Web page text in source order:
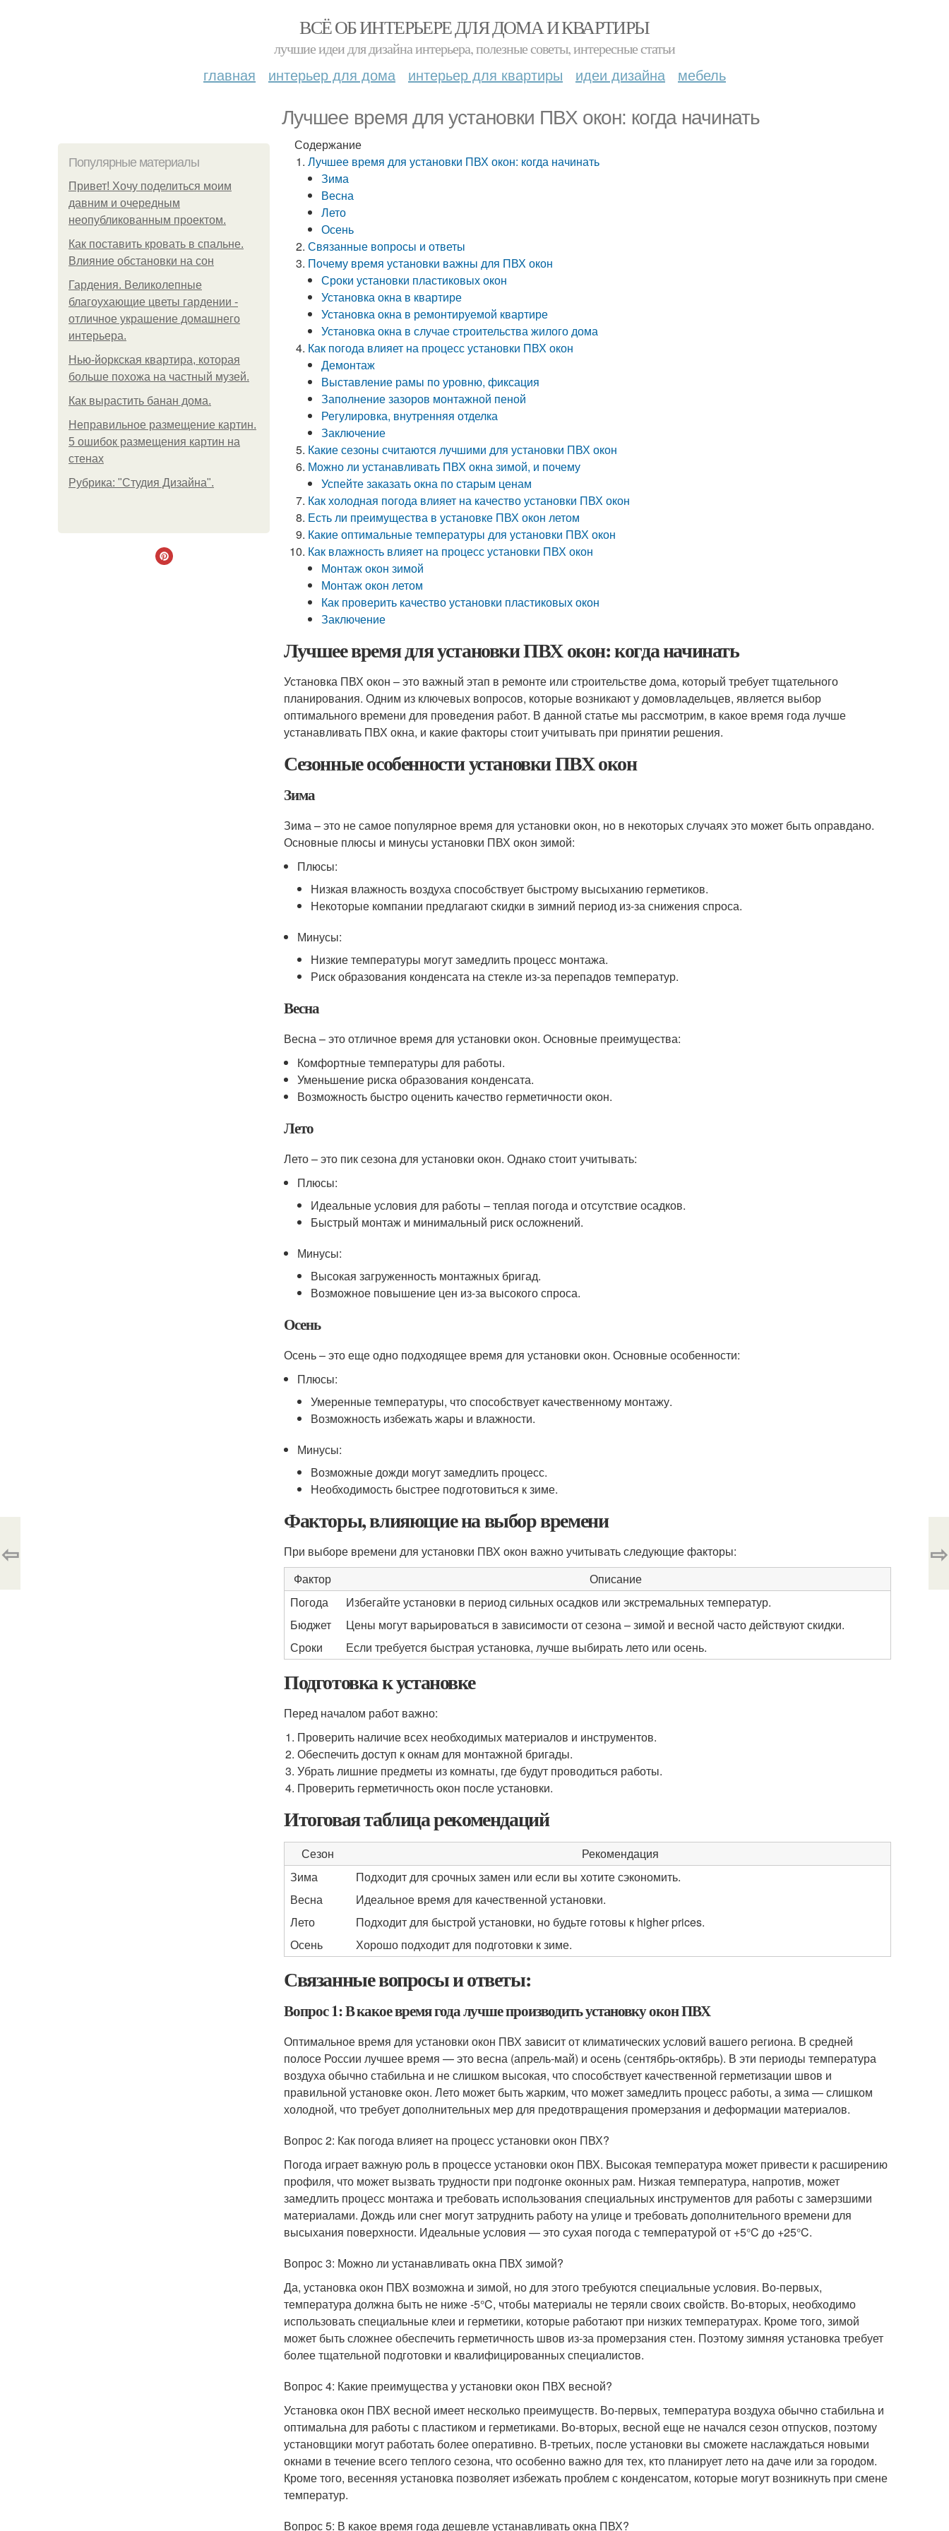
ВСЁ ОБ ИНТЕРЬЕРЕ ДЛЯ ДОМА И КВАРТИРЫ
лучшие идеи для дизайна интерьера, полезные советы, интересные статьи
главная интерьер для дома интерьер для квартиры идеи дизайна мебель
Лучшее время для установки ПВХ окон: когда начинать
Популярные материалы
Привет! Хочу поделиться моим
давним и очередным
неопубликованным проектом.
Как поставить кровать в спальне.
Влияние обстановки на сон
Гардения. Великолепные
благоухающие цветы гардении -
отличное украшение домашнего
интерьера.
Нью-йоркская квартира, которая
больше похожа на частный музей.
Как вырастить банан дома.
Неправильное размещение картин.
5 ошибок размещения картин на
стенах
Рубрика: "Студия Дизайна".
Содержание
Лучшее время для установки ПВХ окон: когда начинать
Зима
Весна
Лето
Осень
Связанные вопросы и ответы
Почему время установки важны для ПВХ окон
Сроки установки пластиковых окон
Установка окна в квартире
Установка окна в ремонтируемой квартире
Установка окна в случае строительства жилого дома
Как погода влияет на процесс установки ПВХ окон
Демонтаж
Выставление рамы по уровню, фиксация
Заполнение зазоров монтажной пеной
Регулировка, внутренняя отделка
Заключение
Какие сезоны считаются лучшими для установки ПВХ окон
Можно ли устанавливать ПВХ окна зимой, и почему
Успейте заказать окна по старым ценам
Как холодная погода влияет на качество установки ПВХ окон
Есть ли преимущества в установке ПВХ окон летом
Какие оптимальные температуры для установки ПВХ окон
Как влажность влияет на процесс установки ПВХ окон
Монтаж окон зимой
Монтаж окон летом
Как проверить качество установки пластиковых окон
Заключение
Лучшее время для установки ПВХ окон: когда начинать
Установка ПВХ окон – это важный этап в ремонте или строительстве дома, который требует тщательного
планирования. Одним из ключевых вопросов, которые возникают у домовладельцев, является выбор
оптимального времени для проведения работ. В данной статье мы рассмотрим, в какое время года лучше
устанавливать ПВХ окна, и какие факторы стоит учитывать при принятии решения.
Сезонные особенности установки ПВХ окон
Зима
Зима – это не самое популярное время для установки окон, но в некоторых случаях это может быть оправдано.
Основные плюсы и минусы установки ПВХ окон зимой:
Плюсы:
Низкая влажность воздуха способствует быстрому высыханию герметиков.
Некоторые компании предлагают скидки в зимний период из-за снижения спроса.
Минусы:
Низкие температуры могут замедлить процесс монтажа.
Риск образования конденсата на стекле из-за перепадов температур.
Весна
Весна – это отличное время для установки окон. Основные преимущества:
Комфортные температуры для работы.
Уменьшение риска образования конденсата.
Возможность быстро оценить качество герметичности окон.
Лето
Лето – это пик сезона для установки окон. Однако стоит учитывать:
Плюсы:
Идеальные условия для работы – теплая погода и отсутствие осадков.
Быстрый монтаж и минимальный риск осложнений.
Минусы:
Высокая загруженность монтажных бригад.
Возможное повышение цен из-за высокого спроса.
Осень
Осень – это еще одно подходящее время для установки окон. Основные особенности:
Плюсы:
Умеренные температуры, что способствует качественному монтажу.
Возможность избежать жары и влажности.
Минусы:
Возможные дожди могут замедлить процесс.
Необходимость быстрее подготовиться к зиме.
Факторы, влияющие на выбор времени
При выборе времени для установки ПВХ окон важно учитывать следующие факторы:
Фактор
Описание
Погода
Избегайте установки в период сильных осадков или экстремальных температур.
Бюджет
Цены могут варьироваться в зависимости от сезона – зимой и весной часто действуют скидки.
Сроки
Если требуется быстрая установка, лучше выбирать лето или осень.
Подготовка к установке
Перед началом работ важно:
Проверить наличие всех необходимых материалов и инструментов.
Обеспечить доступ к окнам для монтажной бригады.
Убрать лишние предметы из комнаты, где будут проводиться работы.
Проверить герметичность окон после установки.
Итоговая таблица рекомендаций
Сезон
Рекомендация
Зима
Подходит для срочных замен или если вы хотите сэкономить.
Весна
Идеальное время для качественной установки.
Лето
Подходит для быстрой установки, но будьте готовы к higher prices.
Осень
Хорошо подходит для подготовки к зиме.
Связанные вопросы и ответы:
Вопрос 1: В какое время года лучше производить установку окон ПВХ
Оптимальное время для установки окон ПВХ зависит от климатических условий вашего региона. В средней
полосе России лучшее время — это весна (апрель-май) и осень (сентябрь-октябрь). В эти периоды температура
воздуха обычно стабильна и не слишком высокая, что способствует качественной герметизации швов и
правильной установке окон. Лето может быть жарким, что может замедлить процесс работы, а зима — слишком
холодной, что требует дополнительных мер для предотвращения промерзания и деформации материалов.
Вопрос 2: Как погода влияет на процесс установки окон ПВХ?
Погода играет важную роль в процессе установки окон ПВХ. Высокая температура может привести к расширению
профиля, что может вызвать трудности при подгонке оконных рам. Низкая температура, напротив, может
замедлить процесс монтажа и требовать использования специальных инструментов для работы с замерзшими
материалами. Дождь или снег могут затруднить работу на улице и требовать дополнительного времени для
высыхания поверхности. Идеальные условия — это сухая погода с температурой от +5°C до +25°C.
Вопрос 3: Можно ли устанавливать окна ПВХ зимой?
Да, установка окон ПВХ возможна и зимой, но для этого требуются специальные условия. Во-первых,
температура должна быть не ниже -5°C, чтобы материалы не теряли своих свойств. Во-вторых, необходимо
использовать специальные клеи и герметики, которые работают при низких температурах. Кроме того, зимой
может быть сложнее обеспечить герметичность швов из-за промерзания стен. Поэтому зимняя установка требует
более тщательной подготовки и квалифицированных специалистов.
Вопрос 4: Какие преимущества у установки окон ПВХ весной?
Установка окон ПВХ весной имеет несколько преимуществ. Во-первых, температура воздуха обычно стабильна и
оптимальна для работы с пластиком и герметиками. Во-вторых, весной еще не начался сезон отпусков, поэтому
установщики могут работать более оперативно. В-третьих, после установки вы сможете наслаждаться новыми
окнами в течение всего теплого сезона, что особенно важно для тех, кто планирует лето на даче или за городом.
Кроме того, весенняя установка позволяет избежать проблем с конденсатом, которые могут возникнуть при смене
температур.
Вопрос 5: В какое время года дешевле устанавливать окна ПВХ?
⇦ ⇨